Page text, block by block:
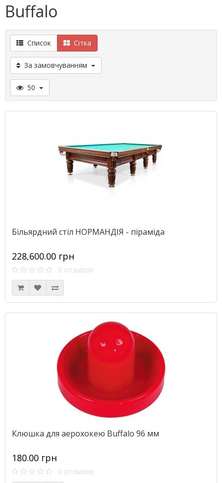
Buffalo
Список Сітка
За замовчуванням
50
Більярдний стіл НОРМАНДІЯ - піраміда
228,600.00 грн
0 отзывов
Клюшка для аерохокею Buffalo 96 мм
180.00 грн
0 отзывов